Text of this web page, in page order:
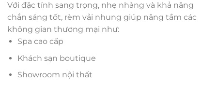
Với đặc tính sang trọng, nhẹ nhàng và khả năng
chắn sáng tốt, rèm vải nhung giúp nâng tầm các
không gian thương mại như:
Spa cao cấp
Khách sạn boutique
Showroom nội thất